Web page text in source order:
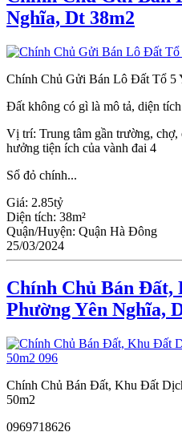
Nghĩa, Dt 38m2
Chính Chủ Gửi Bán Lô Đất Tổ 5
Đất không có gì là mô tả, diện
Vị trí: Trung tâm gần trường,
hưởng tiện ích của vành đai 4
Sổ đỏ chính...
Giá: 2.85tỷ
Diện tích: 38m²
Quận/Huyện: Quận Hà Đông
25/03/2024
Chính Chủ Bán
Phường Yên Nghĩa,
Chính Chủ Bán Đất, Khu Đất
50m2
0969718626